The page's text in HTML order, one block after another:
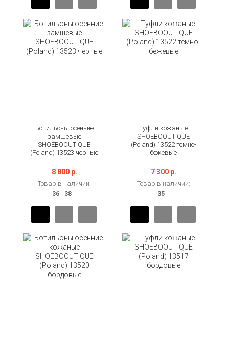
Ботильоны осенние
замшевые
SHOEBOOUTIQUE
(Poland) 13523 черные
8 800 р.
Товар в наличии:
Туфли кожаные
SHOEBOOUTIQUE
(Poland) 13522 темно-
бежевые
7 300 р.
Товар в наличии: